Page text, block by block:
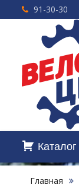
Перейти
к
91-30-30
Каталог
Главная